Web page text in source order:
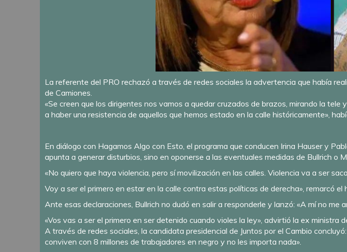
La referente del PRO rechazó a través de redes sociales la advertencia que había
de Camiones.
«Se creen que los dirigentes nos vamos a quedar cruzados de brazos, mirando la
a haber una resistencia de aquellos que hemos estado en la calle históricamente»,
En diálogo con Hagamos Algo con Esto, el programa que conducen Irina Hauser y
apunta a generar disturbios, sino en oponerse a las eventuales medidas de Bullrich o
«No quiero que haya violencia, pero sí movilización en las calles. Violencia va a ser
Voy a ser el primero en estar en la calle contra estas políticas de derecha», remarcó el
Ante esas declaraciones, Bullrich no dudó en salir a responderle y lanzó: «A mí no me
«Vos vas a ser el primero en ser detenido cuando violes la ley», advirtió la ex ministra
A través de redes sociales, la candidata presidencial de Juntos por el Cambio
conviven con 8 millones de trabajadores en negro y no les importa nada».